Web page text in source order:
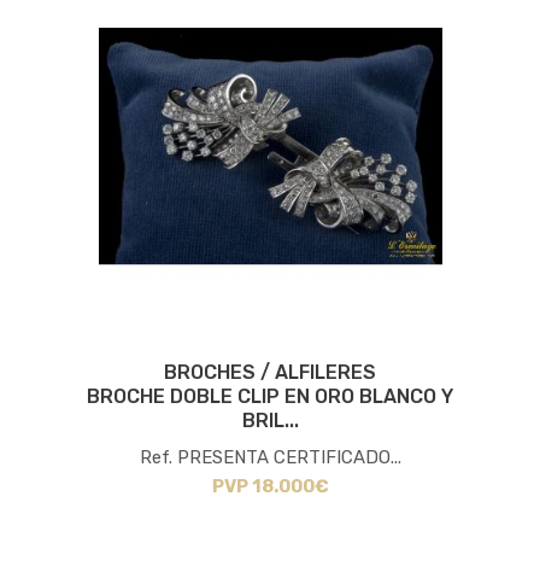
BROCHES / ALFILERES
BROCHE DOBLE CLIP EN ORO BLANCO Y
BRIL...
Ref. PRESENTA CERTIFICADO...
PVP 18.000€